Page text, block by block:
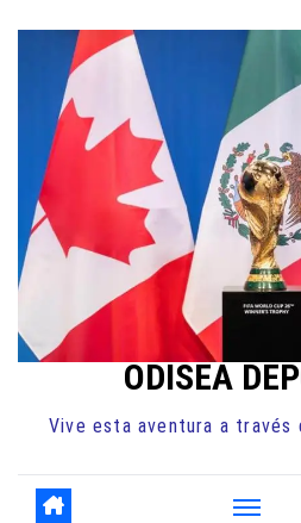
contenido
ODISEA
Vive esta aventura a